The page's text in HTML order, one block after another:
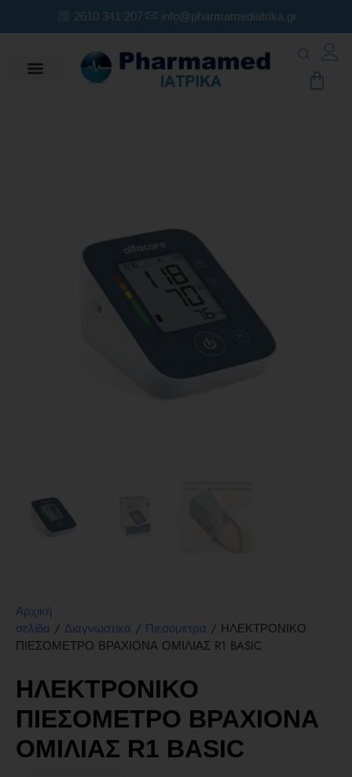
2610 341 207 info@pharmamediatrika.gr
Αρχική
σελίδα / Διαγνωστικά / Πιεσόμετρα / ΗΛΕΚΤΡΟΝΙΚΟ
ΠΙΕΣΟΜΕΤΡΟ ΒΡΑΧΙΟΝΑ ΟΜΙΛΙΑΣ R1 BASIC
ΗΛΕΚΤΡΟΝΙΚΟ
ΠΙΕΣΟΜΕΤΡΟ ΒΡΑΧΙΟΝΑ
ΟΜΙΛΙΑΣ R1 BASIC